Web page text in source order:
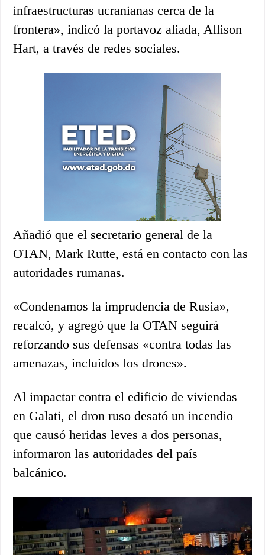
infraestructuras ucranianas cerca de la
frontera», indicó la portavoz aliada, Allison
Hart, a través de redes sociales.
Añadió que el secretario general de la
OTAN, Mark Rutte, está en contacto con las
autoridades rumanas.
«Condenamos la imprudencia de Rusia»,
recalcó, y agregó que la OTAN seguirá
reforzando sus defensas «contra todas las
amenazas, incluidos los drones».
Al impactar contra el edificio de viviendas
en Galati, el dron ruso desató un incendio
que causó heridas leves a dos personas,
informaron las autoridades del país
balcánico.